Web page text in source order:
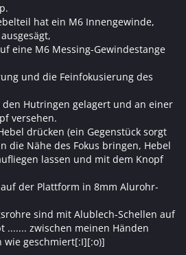
hat ein M6 Innengewinde,
eine M6 Messing-Gewindestange
und die Feinfokusierung des
den Hutringen gelagert und an einer
versehen.
drücken (ein Gegenstück sorgt
die Nähe des Fokus bringen, Hebel
lassen und mit dem Knopf
der Plattform in 8mm Alurohr-
sind mit Alublech-Schellen auf
....... zwischen meinen Händen
wie geschmiert[:I][:o)]